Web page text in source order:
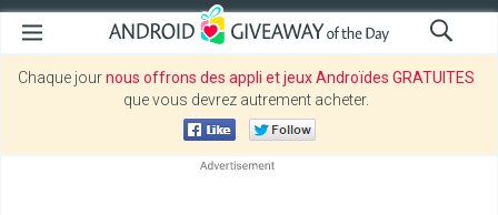
Chaque journous offrons des appli et jeux Androïdes GRATUITES
que vous devrez autrement acheter.